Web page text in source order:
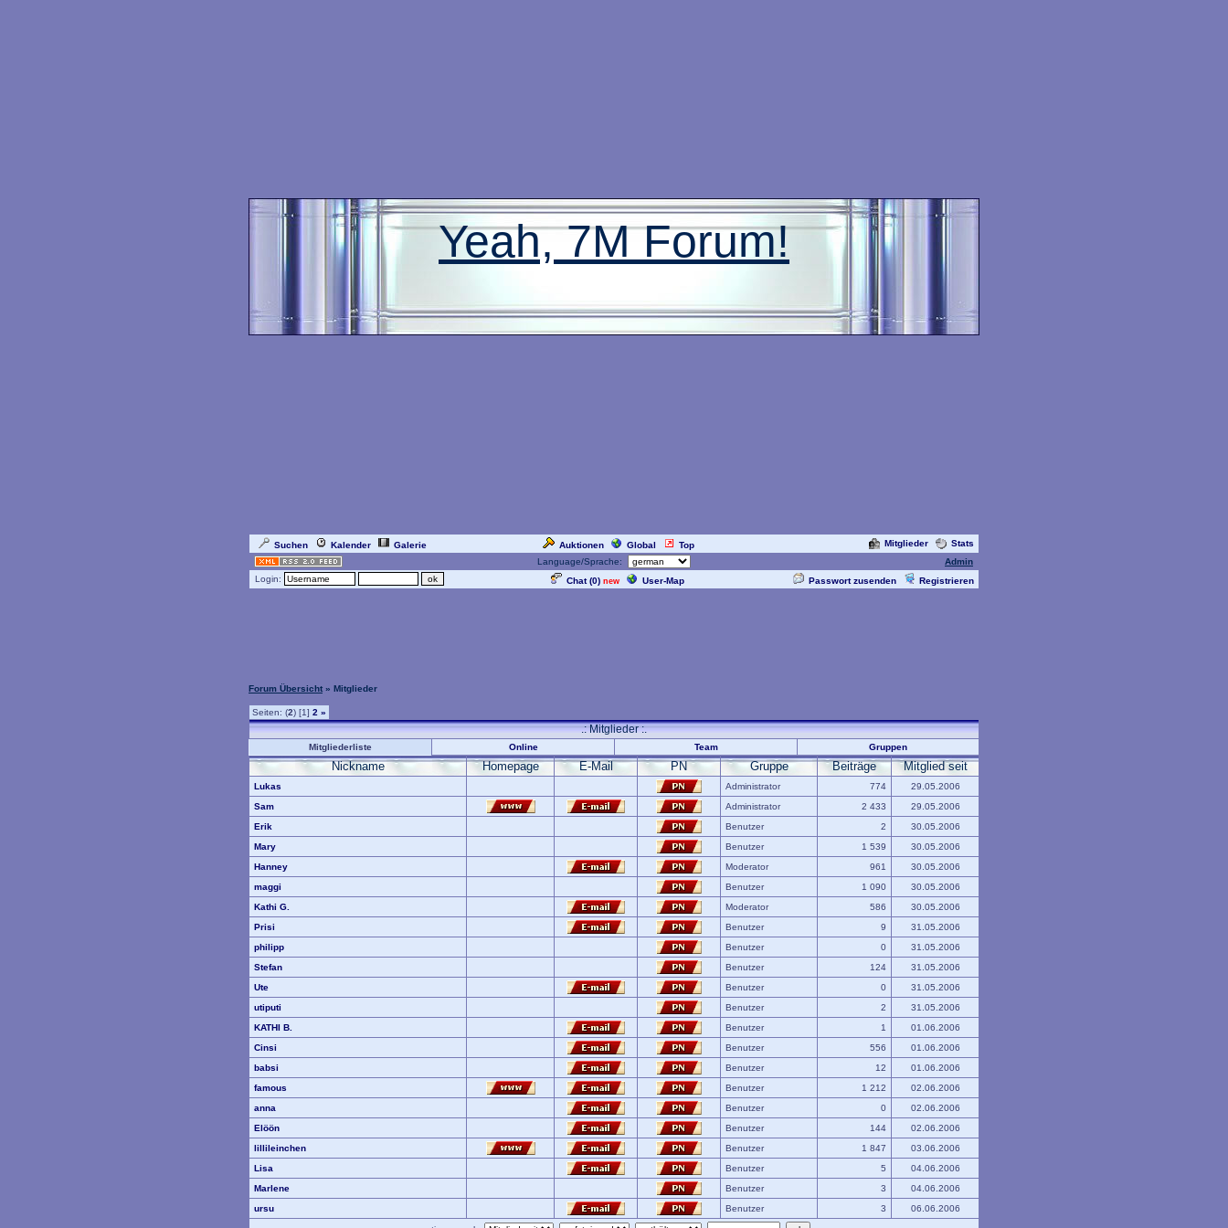
Yeah, 7M Forum!
Suchen Kalender Galerie Auktionen Global Top Mitglieder
Stats
Language/Sprache:
Admin
Login:
Chat (0) new User-Map Passwort zusenden Registrieren
Forum Übersicht » Mitglieder
Seiten: (2) [1] 2 »
.: Mitglieder :.
Mitgliederliste Online Team Gruppen
Nickname Homepage E-Mail PN Gruppe Beiträge Mitglied seit
Lukas Administrator 774
29.05.2006
Sam
Administrator 2 433
29.05.2006
Erik
Benutzer 2
30.05.2006
Mary
Benutzer 1 539
30.05.2006
Hanney
Moderator 961
30.05.2006
maggi
Benutzer 1 090
30.05.2006
Kathi G.
Moderator 586
30.05.2006
Prisi
Benutzer 9
31.05.2006
philipp
Benutzer 0
31.05.2006
Stefan
Benutzer 124
31.05.2006
Ute
Benutzer 0
31.05.2006
utiputi
Benutzer 2
31.05.2006
KATHI B.
Benutzer 1
01.06.2006
Cinsi
Benutzer 556
01.06.2006
babsi
Benutzer 12
01.06.2006
famous
Benutzer 1 212
02.06.2006
anna
Benutzer 0
02.06.2006
Elöön
Benutzer 144
02.06.2006
lillileinchen
Benutzer 1 847
03.06.2006
Lisa
Benutzer 5
04.06.2006
Marlene
Benutzer 3
04.06.2006
ursu
Benutzer 3 06.06.2006